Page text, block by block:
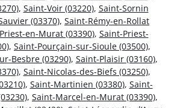
, Saint-Voir (03220), Saint-Sornin
(03370), Saint-Rémy-en-Rollat
en-Murat (03390), Saint-Priest-
, Saint-Pourçain-sur-Sioule (03500),
Besbre (03290), Saint-Plaisir (03160),
, Saint-Nicolas-des-Biefs (03250),
, Saint-Martinien (03380), Saint-
, Saint-Marcel-en-Murat (03390),